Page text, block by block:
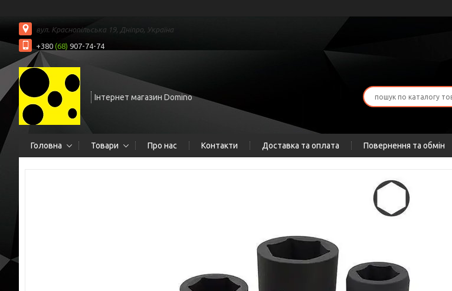
вул. Краснопільська 19, Дніпро, Україна
+380 (68) 907-74-74
Інтернет магазин Domino
Головна Товари Про нас Контакти Доставка та оплата Повернення та обмін